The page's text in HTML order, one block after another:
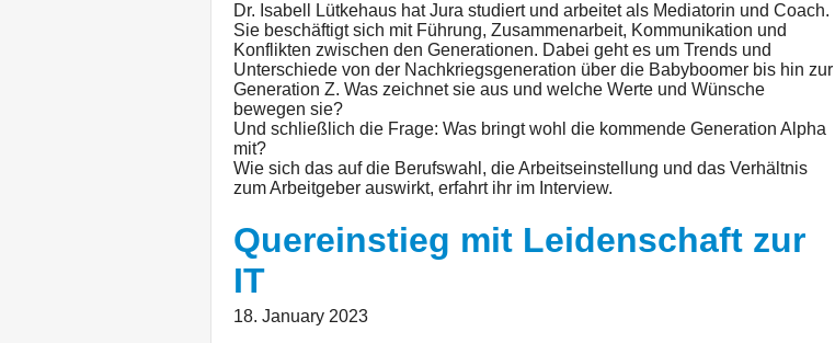
Dr. Isabell Lütkehaus hat Jura studiert und arbeitet als Mediatorin und Coach.
Sie beschäftigt sich mit Führung, Zusammenarbeit, Kommunikation und
Konflikten zwischen den Generationen. Dabei geht es um Trends und
Unterschiede von der Nachkriegsgeneration über die Babyboomer bis hin zur
Generation Z. Was zeichnet sie aus und welche Werte und Wünsche
bewegen sie?
Und schließlich die Frage: Was bringt wohl die kommende Generation Alpha
mit?
Wie sich das auf die Berufswahl, die Arbeitseinstellung und das Verhältnis
zum Arbeitgeber auswirkt, erfahrt ihr im Interview.
Quereinstieg mit Leidenschaft zur
IT
18. January 2023